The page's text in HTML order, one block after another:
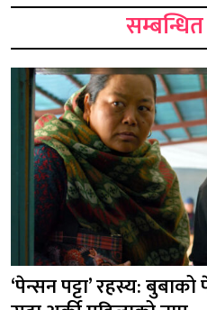
‘पेन्सन पट्टा’ रहस्य: